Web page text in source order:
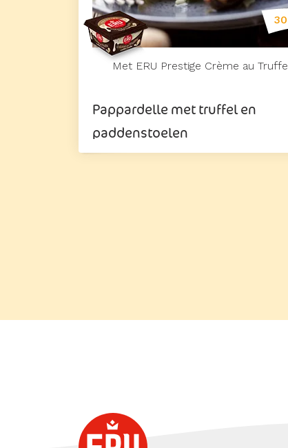
30
Met ERU Prestige Crème au Truffe
Pappardelle met truffel en
paddenstoelen